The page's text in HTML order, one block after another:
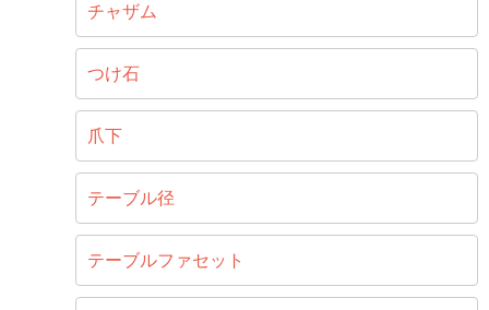
チャザム
つけ石
爪下
テーブル径
テーブルファセット